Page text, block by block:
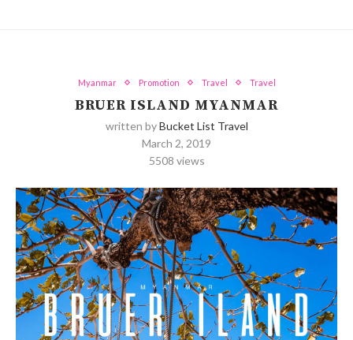
Myanmar Promotion Travel Travel
BRUER ISLAND MYANMAR
written byBucket List Travel
March 2, 2019
5508 views